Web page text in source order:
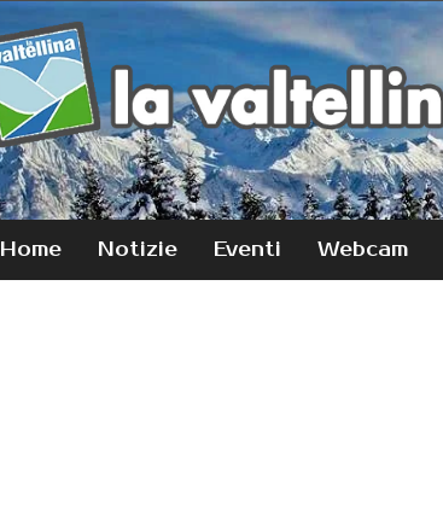
Home Notizie Eventi Webcam